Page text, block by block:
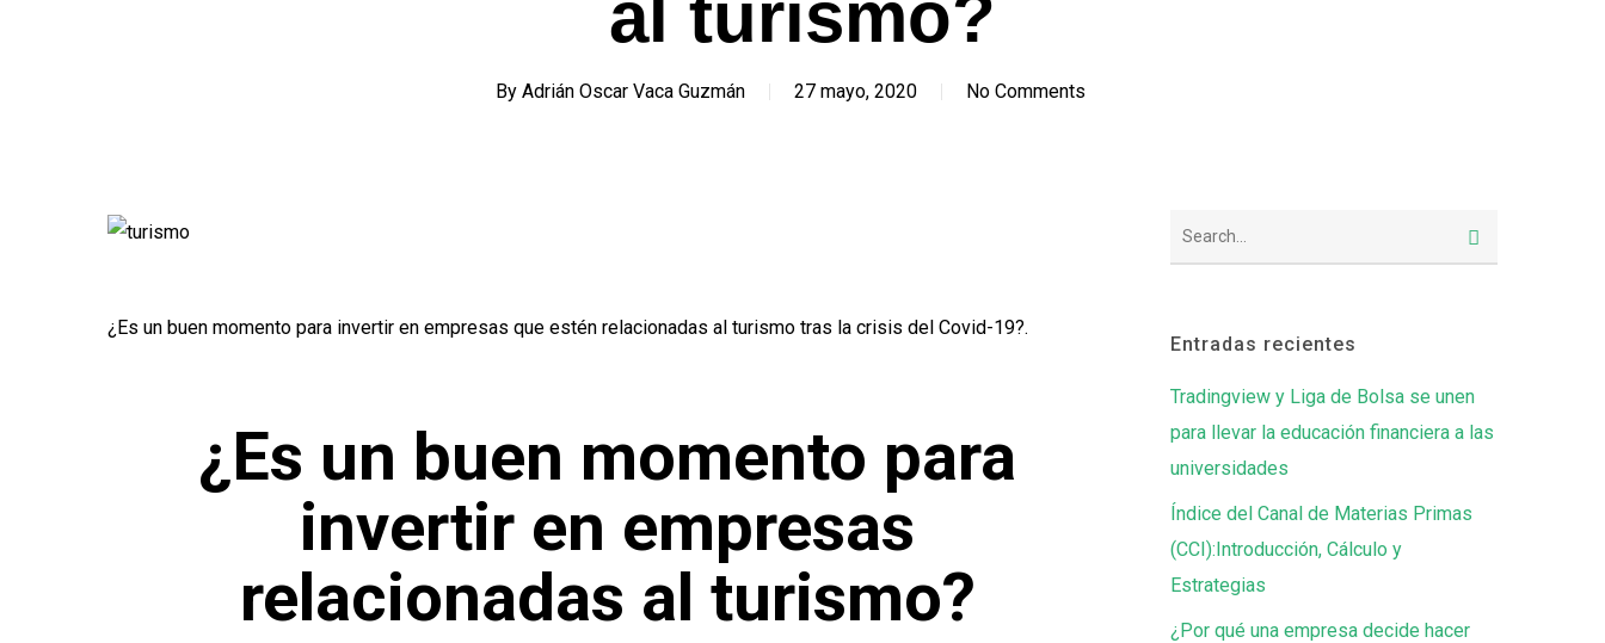
al turismo?
By Adrián Oscar Vaca Guzmán 27 mayo, 2020 No Comments
¿Es un buen momento para invertir en empresas que estén relacionadas al turismo tras la crisis del Covid-19?.
¿Es un buen momento para
invertir en empresas
relacionadas al turismo?
Entradas recientes
Tradingview y Liga de Bolsa se unen
para llevar la educación financiera a las
universidades
Índice del Canal de Materias Primas
(CCI):Introducción, Cálculo y
Estrategias
¿Por qué una empresa decide hacer